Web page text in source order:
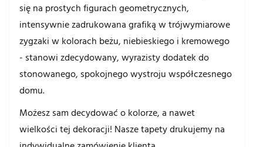
się na prostych figurach geometrycznych,
intensywnie zadrukowana grafiką w trójwymiarowe
zygzaki w kolorach beżu, niebieskiego i kremowego
- stanowi zdecydowany, wyrazisty dodatek do
stonowanego, spokojnego wystroju współczesnego
domu.
Możesz sam decydować o kolorze, a nawet
wielkości tej dekoracji! Nasze tapety drukujemy na